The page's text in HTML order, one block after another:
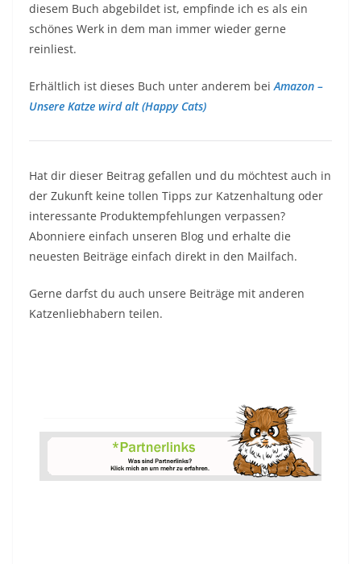
diesem Buch abgebildet ist, empfinde ich es als ein
schönes Werk in dem man immer wieder gerne
reinliest.
Erhältlich ist dieses Buch unter anderem bei Amazon –
Unsere Katze wird alt (Happy Cats)
Hat dir dieser Beitrag gefallen und du möchtest auch in
der Zukunft keine tollen Tipps zur Katzenhaltung oder
interessante Produktempfehlungen verpassen?
Abonniere einfach unseren Blog und erhalte die
neuesten Beiträge einfach direkt in den Mailfach.
Gerne darfst du auch unsere Beiträge mit anderen
Katzenliebhabern teilen.